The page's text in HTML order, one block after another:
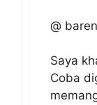
@
Saya
Coba